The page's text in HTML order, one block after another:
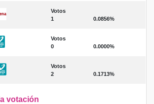
Votos
1
0.0856%
Votos
0
0.0000%
Votos
2
0.1713%
votación